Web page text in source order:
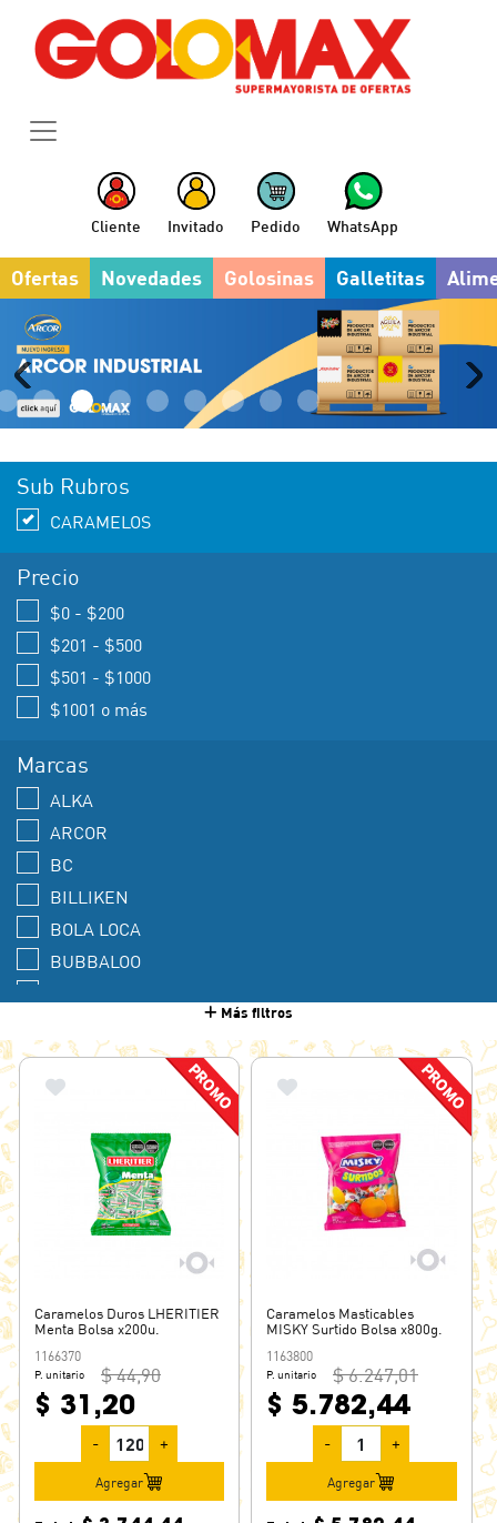
Cliente Invitado Pedido WhatsApp
Ofertas Novedades Golosinas Galletitas
Sub Rubros
CARAMELOS
Precio
$0 - $200
$201 - $500
$501 - $1000
$1001 o más
Marcas
ALKA
ARCOR
BC
BILLIKEN
BOLA LOCA
BUBBALOO
CHOPS
CIRCUS
CREMINO
CREMOSITOS
CRISTAL
FIERITA
FLYNN PAFF
FRUTAL ARCOR
FULL MINT
GEORGALOS
Más filtros
Caramelos Duros LHERITIER
Menta Bolsa x200u.
1166370
P. unitario $ 44,90
$ 31,20
- +
Agregar
Caramelos Masticables
MISKY Surtido Bolsa x800g.
1163800
P. unitario $ 6.247,01
$ 5.782,44
- +
Agregar